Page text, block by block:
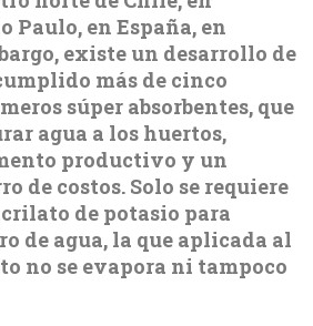
Paulo, en España, en
existe un desarrollo de
más de cinco
súper absorbentes, que
agua a los huertos,
productivo y un
de costos. Solo se requiere
de potasio para
de agua, la que aplicada al
no se evapora ni tampoco